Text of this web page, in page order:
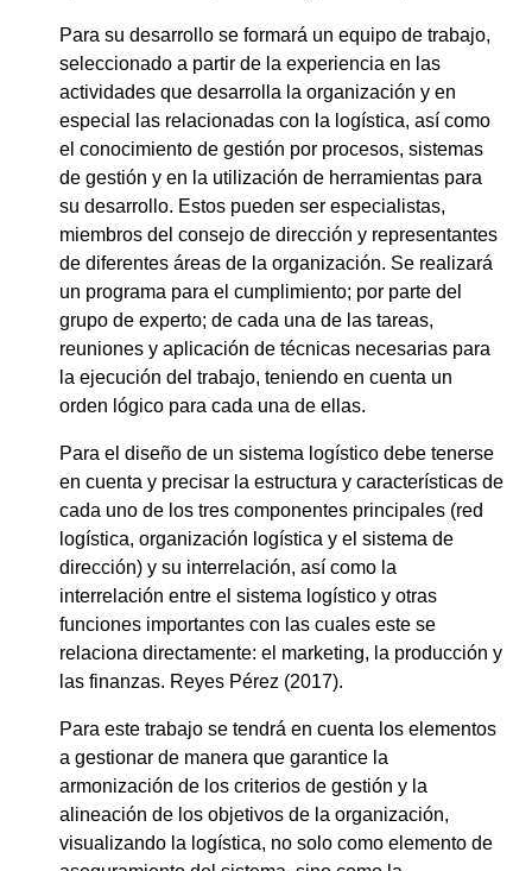
Para su desarrollo se formará un equipo de trabajo,
seleccionado a partir de la experiencia en las
actividades que desarrolla la organización y en
especial las relacionadas con la logística, así como
el conocimiento de gestión por procesos, sistemas
de gestión y en la utilización de herramientas para
su desarrollo. Estos pueden ser especialistas,
miembros del consejo de dirección y representantes
de diferentes áreas de la organización. Se realizará
un programa para el cumplimiento; por parte del
grupo de experto; de cada una de las tareas,
reuniones y aplicación de técnicas necesarias para
la ejecución del trabajo, teniendo en cuenta un
orden lógico para cada una de ellas.
Para el diseño de un sistema logístico debe tenerse
en cuenta y precisar la estructura y características de
cada uno de los tres componentes principales (red
logística, organización logística y el sistema de
dirección) y su interrelación, así como la
interrelación entre el sistema logístico y otras
funciones importantes con las cuales este se
relaciona directamente: el marketing, la producción y
las finanzas. Reyes Pérez (2017).
Para este trabajo se tendrá en cuenta los elementos
a gestionar de manera que garantice la
armonización de los criterios de gestión y la
alineación de los objetivos de la organización,
visualizando la logística, no solo como elemento de